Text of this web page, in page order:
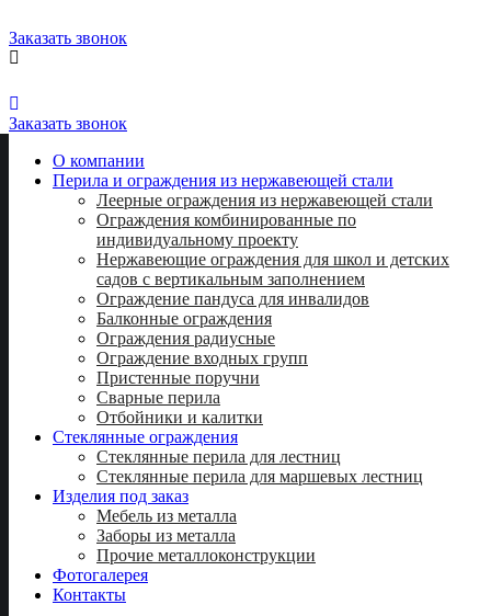
Заказать звонок
Заказать звонок
О компании
Перила и ограждения из нержавеющей стали
Леерные ограждения из нержавеющей стали
Ограждения комбинированные по
индивидуальному проекту
Нержавеющие ограждения для школ и детских
садов с вертикальным заполнением
Ограждение пандуса для инвалидов
Балконные ограждения
Ограждения радиусные
Ограждение входных групп
Пристенные поручни
Сварные перила
Отбойники и калитки
Стеклянные ограждения
Стеклянные перила для лестниц
Стеклянные перила для маршевых лестниц
Изделия под заказ
Мебель из металла
Заборы из металла
Прочие металлоконструкции
Фотогалерея
Контакты